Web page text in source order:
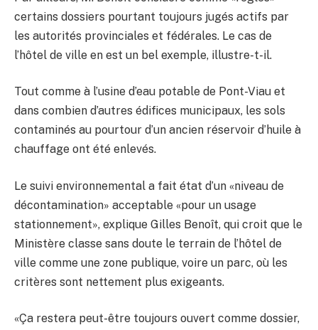
certains dossiers pourtant toujours jugés actifs par
les autorités provinciales et fédérales. Le cas de
l’hôtel de ville en est un bel exemple, illustre-t-il.
Tout comme à l’usine d’eau potable de Pont-Viau et
dans combien d’autres édifices municipaux, les sols
contaminés au pourtour d’un ancien réservoir d’huile à
chauffage ont été enlevés.
Le suivi environnemental a fait état d’un «niveau de
décontamination» acceptable «pour un usage
stationnement», explique Gilles Benoît, qui croit que le
Ministère classe sans doute le terrain de l’hôtel de
ville comme une zone publique, voire un parc, où les
critères sont nettement plus exigeants.
«Ça restera peut-être toujours ouvert comme dossier,